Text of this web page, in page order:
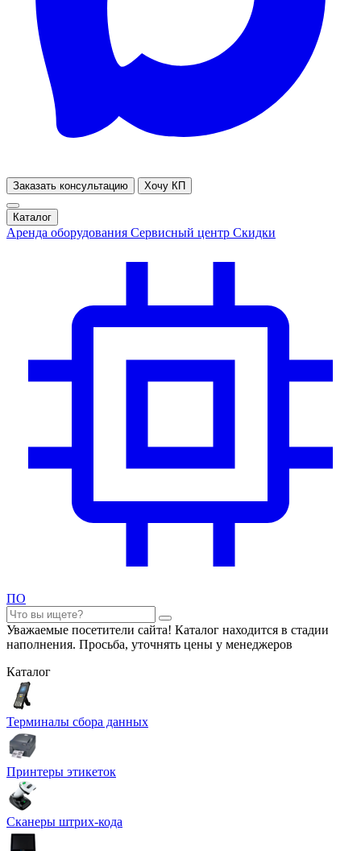
Заказать консультацию Хочу КП
Каталог
Аренда оборудования Сервисный центр Скидки
ПО
Уважаемые посетители сайта! Каталог находится в стадии
наполнения. Просьба, уточнять цены у менеджеров
Каталог
Терминалы сбора данных
Принтеры этикеток
Сканеры штрих-кода